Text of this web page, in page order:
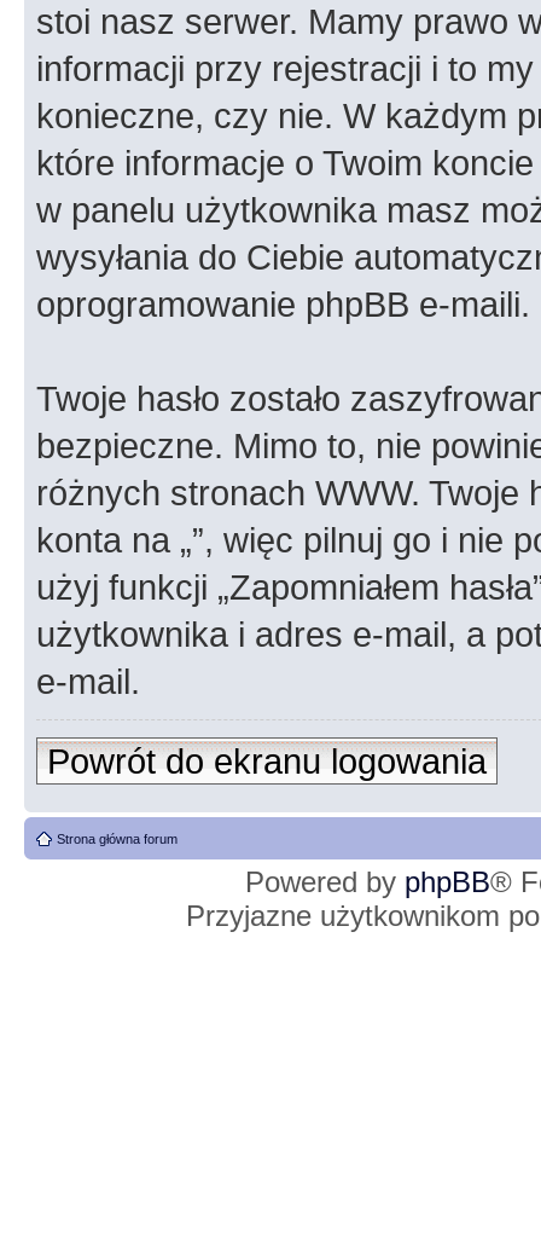
stoi nasz serwer. Mamy prawo
informacji przy rejestracji i to
konieczne, czy nie. W każdym
które informacje o Twoim
w panelu użytkownika masz
wysyłania do Ciebie
oprogramowanie phpBB e-maili.
Twoje hasło zostało
bezpieczne. Mimo to, nie
różnych stronach WWW. Twoje
konta na „”, więc pilnuj go i nie
użyj funkcji „Zapomniałem
użytkownika i adres e-mail, a
e-mail.
Powrót do ekranu logowania
Strona główna forum
Powered by phpBB®
Przyjazne użytkownikom